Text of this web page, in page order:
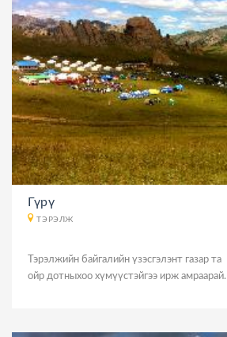
Гүрү
ТЭРЭЛЖ
Тэрэлжийн байгалийн үзэсгэлэнт газар та
ойр дотныхоо хүмүүстэйгээ ирж амраарай.